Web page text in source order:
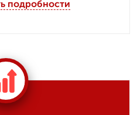
подробности